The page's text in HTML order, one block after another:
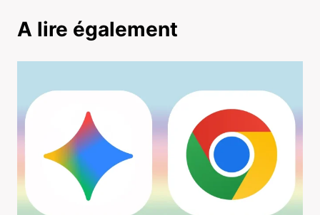
A lire également